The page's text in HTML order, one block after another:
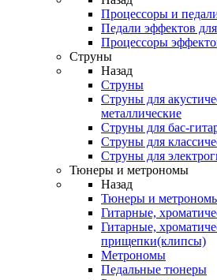
Процессоры и
Педали эффектов
Процессоры
Струны
Назад
Струны
Струны для
металлические
Струны для бас-
Струны для
Струны для
Тюнеры и метрономы
Назад
Тюнеры и
Гитарные,
Гитарные,
прищепки(клипсы)
Метрономы
Педальные тюнеры